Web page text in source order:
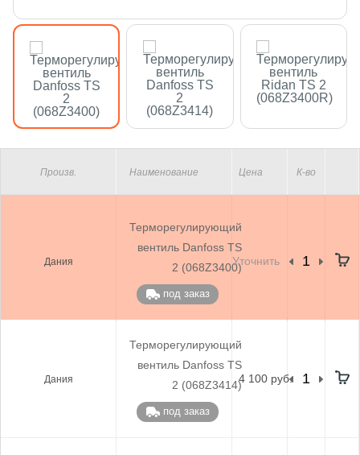
Произв. Наименование Цена К-во
Дания
Терморегулирующий
вентиль Danfoss TS
2 (068Z3400)
под заказ
Уточнить
Дания
Терморегулирующий
вентиль Danfoss TS
2 (068Z3414)
под заказ
4 100 руб.